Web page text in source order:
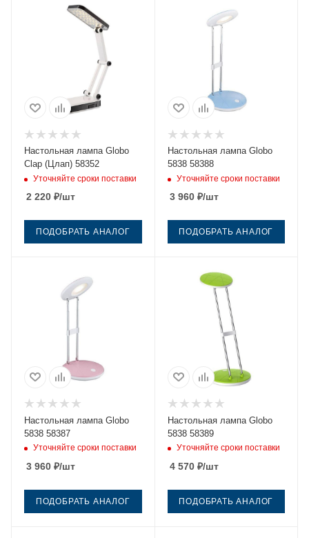
Настольная лампа Globo
Clap (Цлап) 58352
Уточняйте сроки поставки
2 220 ₽/шт
ПОДОБРАТЬ АНАЛОГ
Настольная лампа Globo
5838 58388
Уточняйте сроки поставки
3 960₽/шт
ПОДОБРАТЬ АНАЛОГ
Настольная лампа Globo
5838 58387
Уточняйте сроки поставки
3 960 ₽/шт
ПОДОБРАТЬ АНАЛОГ
Настольная лампа Globo
5838 58389
Уточняйте сроки поставки
4 570₽/шт
ПОДОБРАТЬ АНАЛОГ